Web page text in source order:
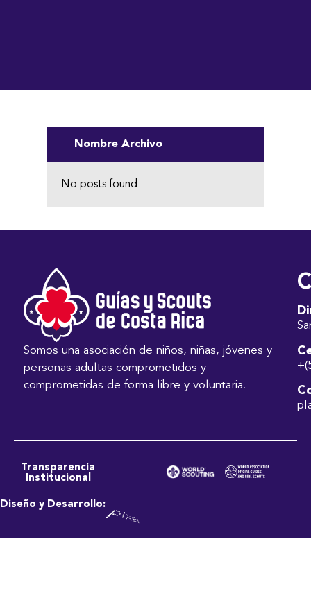
Nombre Archivo
No posts found
Somos una asociación de niños, niñas, jóvenes y
personas adultas comprometidos y
comprometidas de forma libre y voluntaria.
Transparencia
Institucional
Diseño y Desarrollo: